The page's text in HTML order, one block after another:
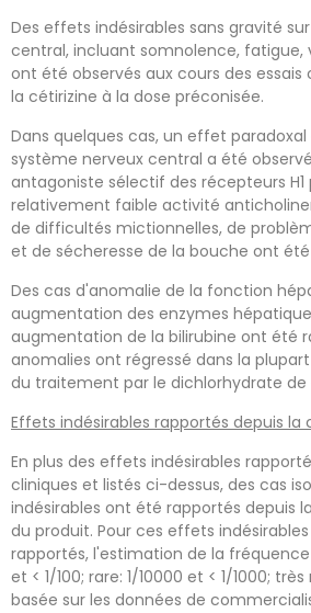
Des effets indésirables sans gravité
central, incluant somnolence, fatigue,
ont été observés aux cours des essais
la cétirizine à la dose préconisée.
Dans quelques cas, un effet
système nerveux central a été
antagoniste sélectif des récepteurs H1
relativement faible activité
de difficultés mictionnelles, de
et de sécheresse de la bouche ont
Des cas d'anomalie de la fonction
augmentation des enzymes
augmentation de la bilirubine ont été
anomalies ont régressé dans la
du traitement par le dichlorhydrate de
Effets indésirables rapportés depuis
En plus des effets indésirables
cliniques et listés ci-dessus, des cas
indésirables ont été rapportés depuis
du produit. Pour ces effets
rapportés, l'estimation de la
et < 1/100; rare: 1/10000 et < 1/1000;
basée sur les données de